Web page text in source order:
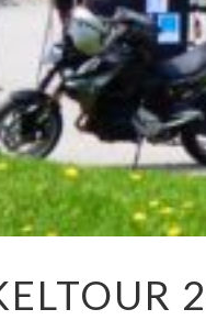
2025